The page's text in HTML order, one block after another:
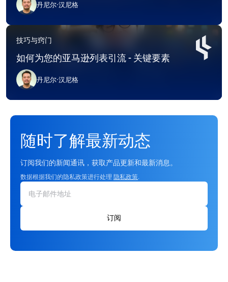
丹尼尔·汉尼格
技巧与窍门
如何为您的亚马逊列表引流 - 关键要素
丹尼尔·汉尼格
随时了解最新动态
订阅我们的新闻通讯，获取产品更新和最新消息。
数据根据我们的隐私政策进行处理 隐私政策.
订阅